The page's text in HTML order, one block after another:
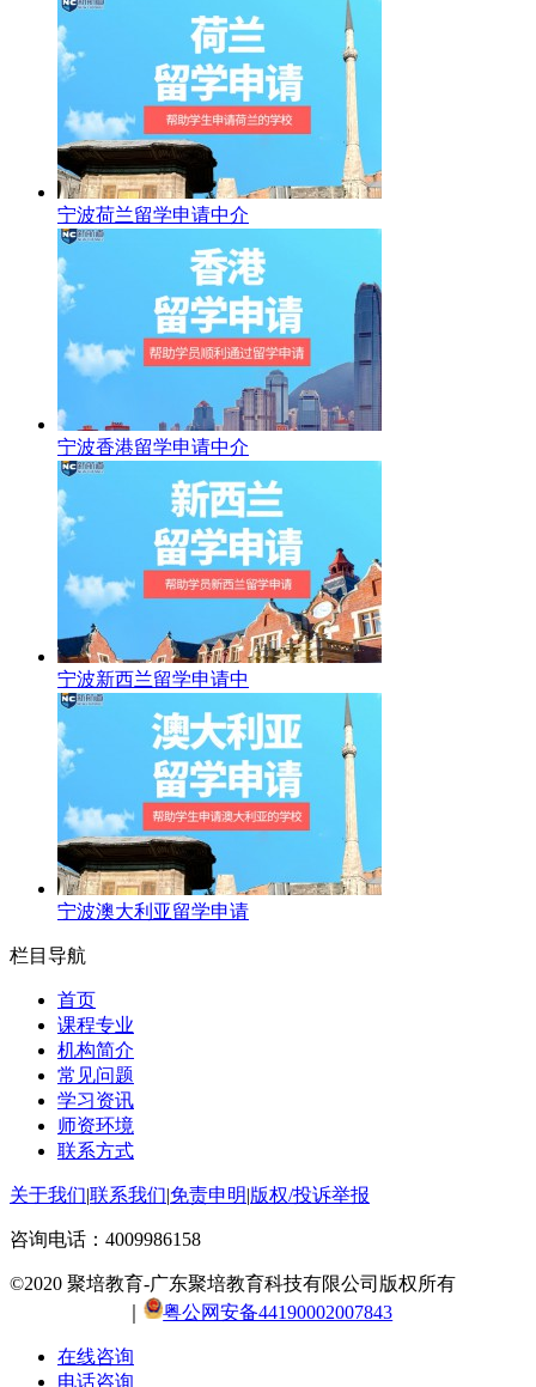
宁波荷兰留学申请中介
宁波香港留学申请中介
宁波新西兰留学申请中
宁波澳大利亚留学申请
栏目导航
首页
课程专业
机构简介
常见问题
学习资讯
师资环境
联系方式
关于我们|联系我们|免责申明|版权/投诉举报
咨询电话： 4009986158
©2020 聚培教育-广东聚培教育科技有限公司版权所有
粤公网安备44190002007843
在线咨询
电话咨询